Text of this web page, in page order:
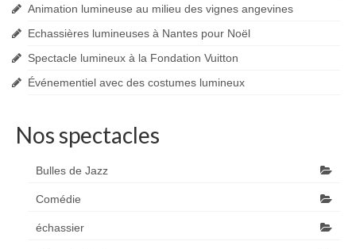
Animation lumineuse au milieu des vignes angevines
Echassières lumineuses à Nantes pour Noël
Spectacle lumineux à la Fondation Vuitton
Événementiel avec des costumes lumineux
Nos spectacles
Bulles de Jazz
Comédie
échassier